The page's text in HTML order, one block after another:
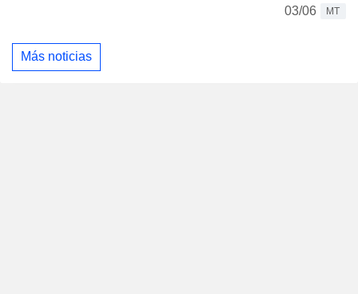
03/06
MT
Más noticias